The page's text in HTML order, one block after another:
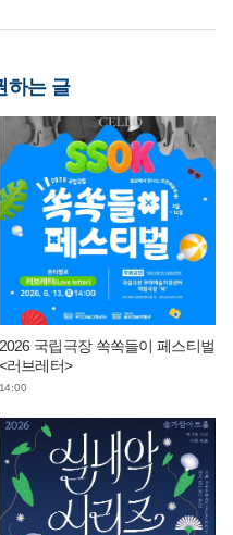
하는 글
2026 국립극장 쏙쏙들이 페스티벌
<러브레터>
14:00